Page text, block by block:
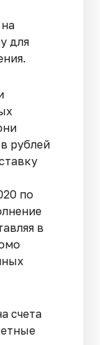
для
рублей
по
в
счета